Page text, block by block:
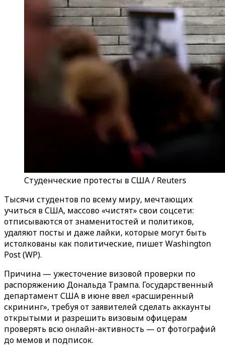
Студенческие протесты в США / Reuters
Тысячи студентов по всему миру, мечтающих
учиться в США, массово «чистят» свои соцсети:
отписываются от знаменитостей и политиков,
удаляют посты и даже лайки, которые могут быть
истолкованы как политические, пишет Washington
Post (WP).
Причина — ужесточение визовой проверки по
распоряжению Дональда Трампа. Государственный
департамент США в июне ввел «расширенный
скрининг», требуя от заявителей сделать аккаунты
открытыми и разрешить визовым офицерам
проверять всю онлайн-активность — от фотографий
до мемов и подписок.